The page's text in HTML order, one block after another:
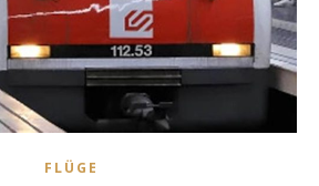
FLÜGE